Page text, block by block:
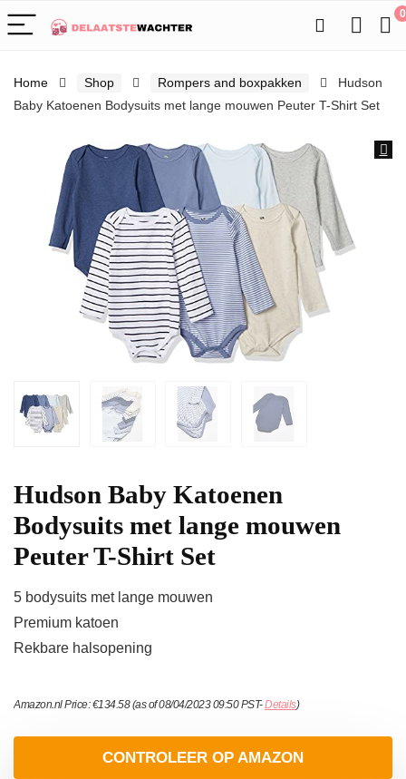
0
Home Shop Rompers and boxpakken
Hudson
Baby Katoenen Bodysuits met lange mouwen Peuter T-Shirt Set
Hudson Baby Katoenen
Bodysuits met lange mouwen
Peuter T-Shirt Set
5 bodysuits met lange mouwen
Premium katoen
Rekbare halsopening
Amazon.nl Price:€134.58(as of 08/04/2023 09:50 PST-Details)
CONTROLEER OP AMAZON